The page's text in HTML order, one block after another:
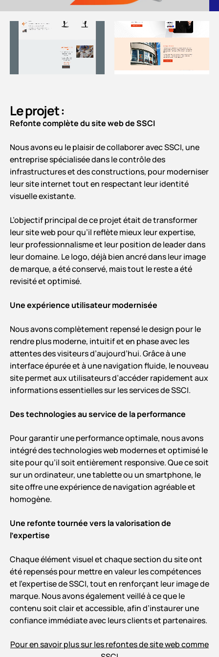
Le projet :
Refonte complète du site web de SSCI
Nous avons eu le plaisir de collaborer avec SSCI, une
entreprise spécialisée dans le contrôle des
infrastructures et des constructions, pour moderniser
leur site internet tout en respectant leur identité
visuelle existante.
L’objectif principal de ce projet était de transformer
leur site web pour qu’il reflète mieux leur expertise,
leur professionnalisme et leur position de leader dans
leur domaine. Le logo, déjà bien ancré dans leur image
de marque, a été conservé, mais tout le reste a été
revisité et optimisé.
Une expérience utilisateur modernisée
Nous avons complètement repensé le design pour le
rendre plus moderne, intuitif et en phase avec les
attentes des visiteurs d’aujourd’hui. Grâce à une
interface épurée et à une navigation fluide, le nouveau
site permet aux utilisateurs d’accéder rapidement aux
informations essentielles sur les services de SSCI.
Des technologies au service de la performance
Pour garantir une performance optimale, nous avons
intégré des technologies web modernes et optimisé le
site pour qu’il soit entièrement responsive. Que ce soit
sur un ordinateur, une tablette ou un smartphone, le
site offre une expérience de navigation agréable et
homogène.
Une refonte tournée vers la valorisation de
l’expertise
Chaque élément visuel et chaque section du site ont
été repensés pour mettre en valeur les compétences
et l’expertise de SSCI, tout en renforçant leur image de
marque. Nous avons également veillé à ce que le
contenu soit clair et accessible, afin d’instaurer une
confiance immédiate avec leurs clients et partenaires.
Pour en savoir plus sur les refontes de site web comme